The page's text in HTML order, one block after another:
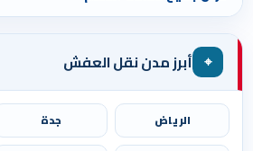
⌖ أبرز مدن نقل العفش
الرياض جدة